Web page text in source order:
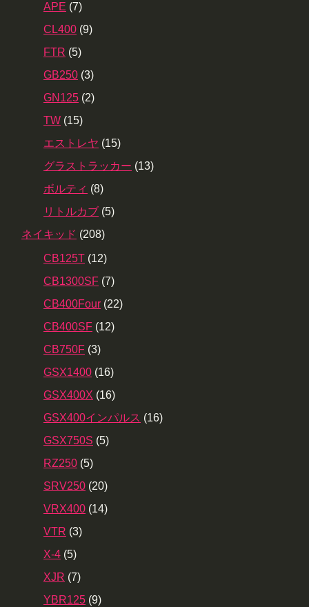
APE (7)
CL400 (9)
FTR (5)
GB250 (3)
GN125 (2)
TW (15)
エストレヤ (15)
グラストラッカー (13)
ボルティ (8)
リトルカブ (5)
ネイキッド (208)
CB125T (12)
CB1300SF (7)
CB400Four (22)
CB400SF (12)
CB750F (3)
GSX1400 (16)
GSX400X (16)
GSX400インパルス (16)
GSX750S (5)
RZ250 (5)
SRV250 (20)
VRX400 (14)
VTR (3)
X-4 (5)
XJR (7)
YBR125 (9)